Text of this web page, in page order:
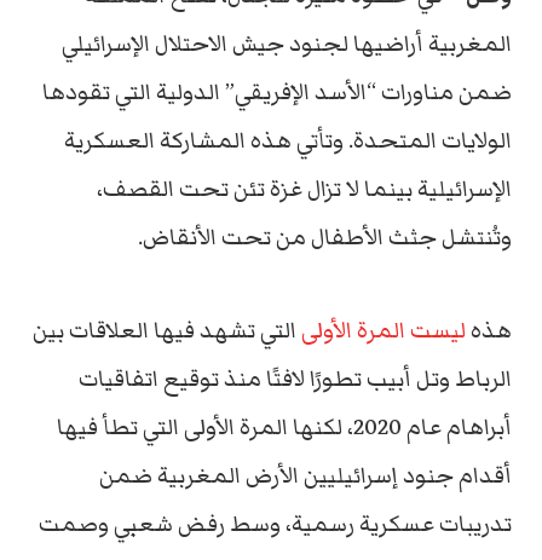
المغربيةأراضيها لجنودجيشالاحتلالالإسرائيلي
ضمنمناورات “الأسدالإفريقي”الدوليةالتيتقودها
الولاياتالمتحدة. وتأتيهذهالمشاركةالعسكرية
الإسرائيليةبينما لاتزالغزةتئنتحتالقصف،
وتُنتشلجثثالأطفالمنتحتالأنقاض.
هذهليستالمرةالأولىالتيتشهدفيها العلاقاتبين
الرباط وتلأبيبتطورًالافتًا منذتوقيع اتفاقيات
أبراهامعام2020، لكنها المرةالأولىالتيتطأفيها
أقدامجنودإسرائيليينالأرضالمغربيةضمن
تدريباتعسكريةرسمية،وسط رفضشعبيوصمت